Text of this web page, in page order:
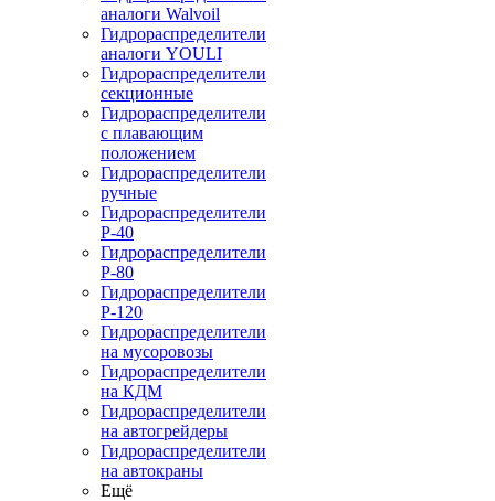
аналоги Walvoil
Гидрораспределители
аналоги YOULI
Гидрораспределители
секционные
Гидрораспределители
с плавающим
положением
Гидрораспределители
ручные
Гидрораспределители
Р-40
Гидрораспределители
Р-80
Гидрораспределители
Р-120
Гидрораспределители
на мусоровозы
Гидрораспределители
на КДМ
Гидрораспределители
на автогрейдеры
Гидрораспределители
на автокраны
Ещё